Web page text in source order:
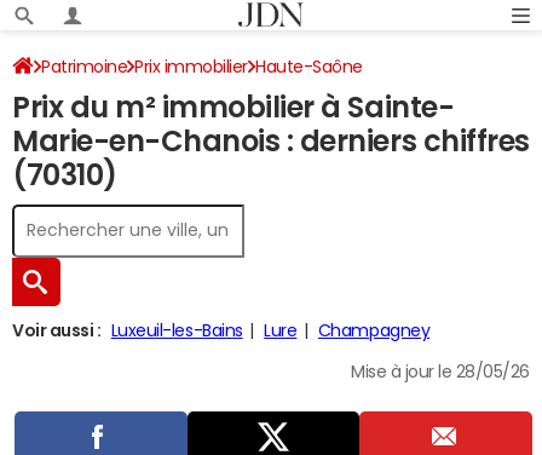
Patrimoine Prix immobilier Haute-Saône
Sainte-Marie-en-Chanois
Prix du m² immobilier à Sainte-
Marie-en-Chanois : derniers chiffres
(70310)
Voir aussi : Luxeuil-les-Bains Lure Champagney
Mise à jour le 28/05/26